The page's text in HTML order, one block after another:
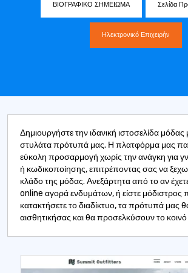
ΒΙΟΓΡΑΦΙΚΟ ΣΗΜΕΙΩΜΑ Σελίδα
Ηλεκτρονικό Επιχειρήν
Δημιουργήστε την ιδανική ιστοσελίδα μόδας
στυλάτα πρότυπά μας. Η πλατφόρμα μας
εύκολη προσαρμογή χωρίς την ανάγκη για
ή κωδικοποίησης, επιτρέποντας σας να
κλάδο της μόδας. Ανεξάρτητα από το αν
online αγορά ενδυμάτων, ή είστε μόδιστρος
κατακτήσετε το διαδίκτυο, τα πρότυπά μας
αισθητικήσας και θα προσελκύσουν το